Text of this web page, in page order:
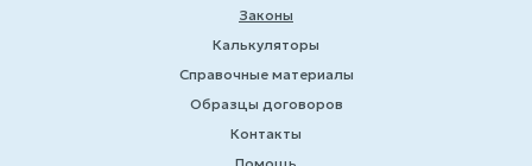
Законы
Калькуляторы
Справочные материалы
Образцы договоров
Контакты